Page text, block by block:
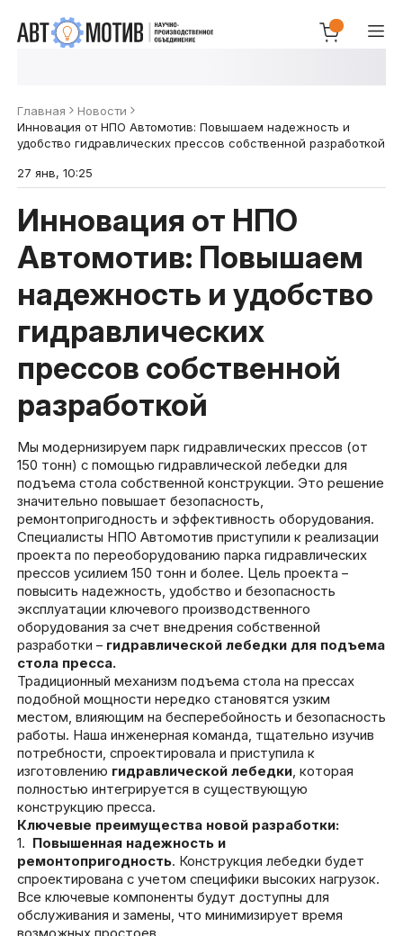
Главная
Новости
Инновация от НПО Автомотив: Повышаем надежность и
удобство гидравлических прессов собственной разработкой
27 янв, 10:25
Инновация от НПО
Автомотив: Повышаем
надежность и удобство
гидравлических
прессов собственной
разработкой
Мы модернизируем парк гидравлических прессов (от
150 тонн) с помощью гидравлической лебедки для
подъема стола собственной конструкции. Это решение
значительно повышает безопасность,
ремонтопригодность и эффективность оборудования.
Специалисты НПО Автомотив приступили к реализации
проекта по переоборудованию парка гидравлических
прессов усилием 150 тонн и более. Цель проекта –
повысить надежность, удобство и безопасность
эксплуатации ключевого производственного
оборудования за счет внедрения собственной
разработки – гидравлической лебедки для подъема
стола пресса.
Традиционный механизм подъема стола на прессах
подобной мощности нередко становятся узким
местом, влияющим на бесперебойность и безопасность
работы. Наша инженерная команда, тщательно изучив
потребности, спроектировала и приступила к
изготовлению гидравлической лебедки, которая
полностью интегрируется в существующую
конструкцию пресса.
Ключевые преимущества новой разработки:
1. Повышенная надежность и
ремонтопригодность. Конструкция лебедки будет
спроектирована с учетом специфики высоких нагрузок.
Все ключевые компоненты будут доступны для
обслуживания и замены, что минимизирует время